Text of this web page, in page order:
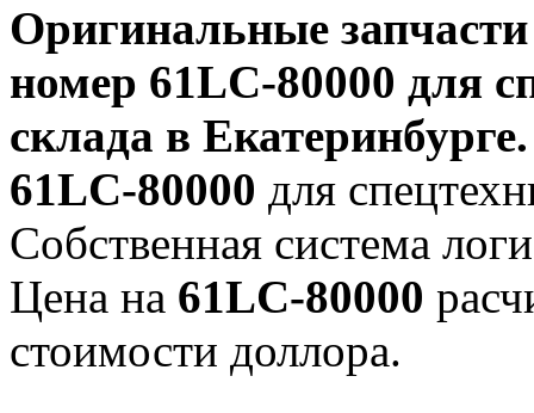
Оригинальные
номер 61LC-80000 для
склада в Екатеринбурге.
61LC-80000 для
Собственная система
Цена на 61LC-80000
стоимости доллора.